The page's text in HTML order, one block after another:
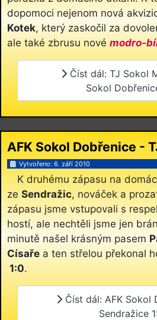
dopomoci nejenom nová
Kotek, který zaskočil za
ale také zbrusu nové modro-
Číst dál: TJ Sokol
Sokol
AFK Sokol Dobřenice -
Sendražice 1:4 (1:0)
Vytvořeno: 6. září 2010
K druhému zápasu na
ze Sendražic, nováček a
zápasu jsme vstupovali s
hostí, ale nechtěli jsme jen
minutě našel krásným pasem
Císaře a ten střelou překonal
1:0.
Číst dál: AFK Sokol
Sendražice